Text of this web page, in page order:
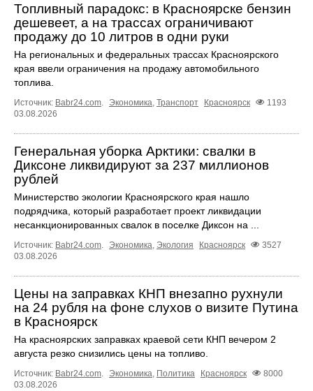
Топливный парадокс: в Красноярске бензин
дешевеет, а на трассах ограничивают
продажу до 10 литров в одни руки
На региональных и федеральных трассах Красноярского
края ввели ограничения на продажу автомобильного
топлива.
Источник: Babr24.com Экономика Транспорт Красноярск
1193
03.08.2026
Генеральная уборка Арктики: свалки в
Диксоне ликвидируют за 237 миллионов
рублей
Министерство экологии Красноярского края нашло
подрядчика, который разработает проект ликвидации
несанкционированных свалок в поселке Диксон на ...
Источник: Babr24.com. Экономика, Экология Красноярск
3527
03.08.2026
Цены на заправках КНП внезапно рухнули
на 24 рубля на фоне слухов о визите Путина
в Красноярск
На красноярских заправках краевой сети КНП вечером 2
августа резко снизились цены на топливо.
Источник: Babr24.com. Экономика, Политика Красноярск
8000
03.08.2026